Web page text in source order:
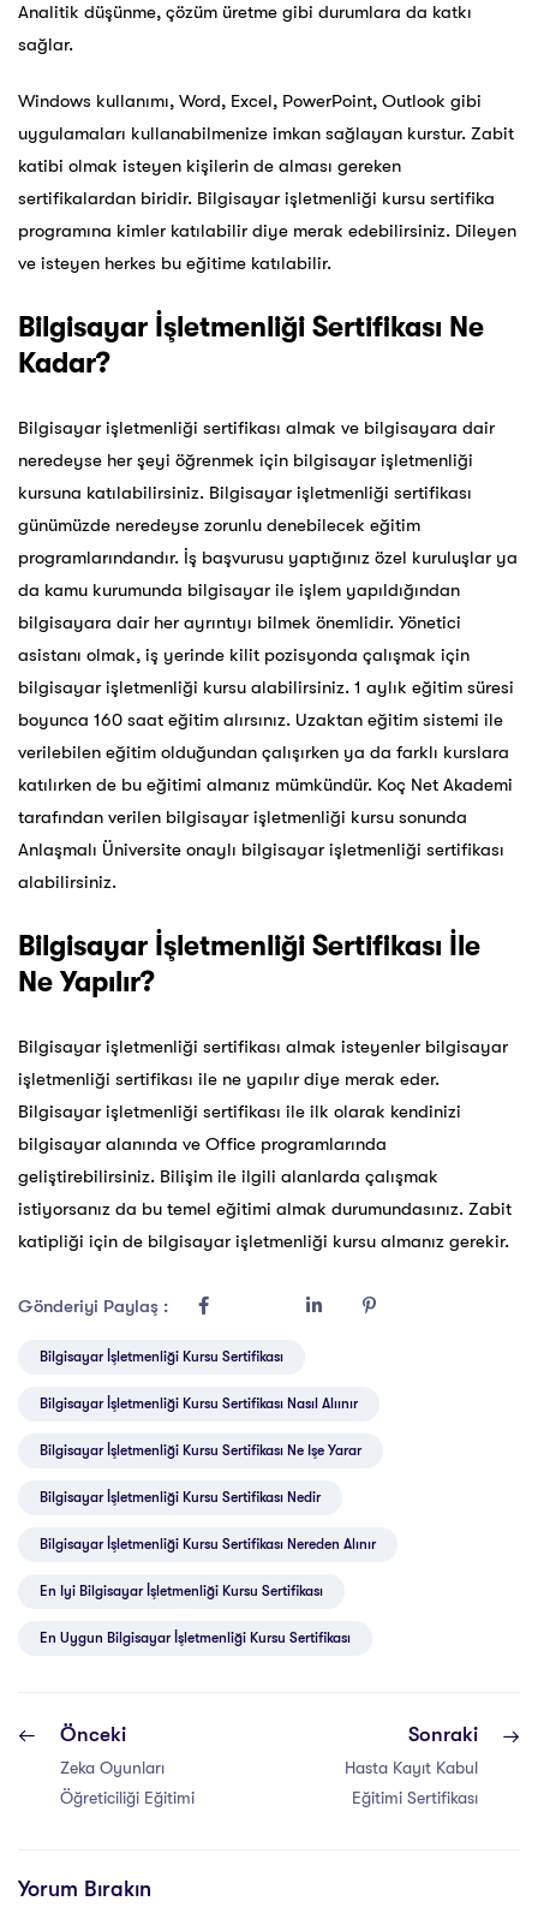
Analitik düşünme, çözüm üretme gibi durumlara da katkı
sağlar.
Windows kullanımı, Word, Excel, PowerPoint, Outlook gibi
uygulamaları kullanabilmenize imkan sağlayan kurstur. Zabit
katibi olmak isteyen kişilerin de alması gereken
sertifikalardan biridir. Bilgisayar işletmenliği kursu sertifika
programına kimler katılabilir diye merak edebilirsiniz. Dileyen
ve isteyen herkes bu eğitime katılabilir.
Bilgisayar İşletmenliği Sertifikası Ne
Kadar?
Bilgisayar işletmenliği sertifikası almak ve bilgisayara dair
neredeyse her şeyi öğrenmek için bilgisayar işletmenliği
kursuna katılabilirsiniz. Bilgisayar işletmenliği sertifikası
günümüzde neredeyse zorunlu denebilecek eğitim
programlarındandır. İş başvurusu yaptığınız özel kuruluşlar ya
da kamu kurumunda bilgisayar ile işlem yapıldığından
bilgisayara dair her ayrıntıyı bilmek önemlidir. Yönetici
asistanı olmak, iş yerinde kilit pozisyonda çalışmak için
bilgisayar işletmenliği kursu alabilirsiniz. 1 aylık eğitim süresi
boyunca 160 saat eğitim alırsınız. Uzaktan eğitim sistemi ile
verilebilen eğitim olduğundan çalışırken ya da farklı kurslara
katılırken de bu eğitimi almanız mümkündür. Koç Net Akademi
tarafından verilen bilgisayar işletmenliği kursu sonunda
Anlaşmalı Üniversite onaylı bilgisayar işletmenliği sertifikası
alabilirsiniz.
Bilgisayar İşletmenliği Sertifikası İle
Ne Yapılır?
Bilgisayar işletmenliği sertifikası almak isteyenler bilgisayar
işletmenliği sertifikası ile ne yapılır diye merak eder.
Bilgisayar işletmenliği sertifikası ile ilk olarak kendinizi
bilgisayar alanında ve Office programlarında
geliştirebilirsiniz. Bilişim ile ilgili alanlarda çalışmak
istiyorsanız da bu temel eğitimi almak durumundasınız. Zabit
katipliği için de bilgisayar işletmenliği kursu almanız gerekir.
Gönderiyi Paylaş :
Bilgisayar İşletmenliği Kursu Sertifikası
Bilgisayar İşletmenliği Kursu Sertifikası Nasıl Alıınır
Bilgisayar İşletmenliği Kursu Sertifikası Ne Işe Yarar
Bilgisayar İşletmenliği Kursu Sertifikası Nedir
Bilgisayar İşletmenliği Kursu Sertifikası Nereden Alınır
En Iyi Bilgisayar İşletmenliği Kursu Sertifikası
En Uygun Bilgisayar İşletmenliği Kursu Sertifikası
Önceki
Zeka Oyunları
Öğreticiliği Eğitimi
Sonraki
Hasta Kayıt Kabul
Eğitimi Sertifikası
Yorum Bırakın